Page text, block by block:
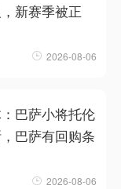
新赛季被正
2026-08-06
：巴萨小将托伦
巴萨有回购条
2026-08-06